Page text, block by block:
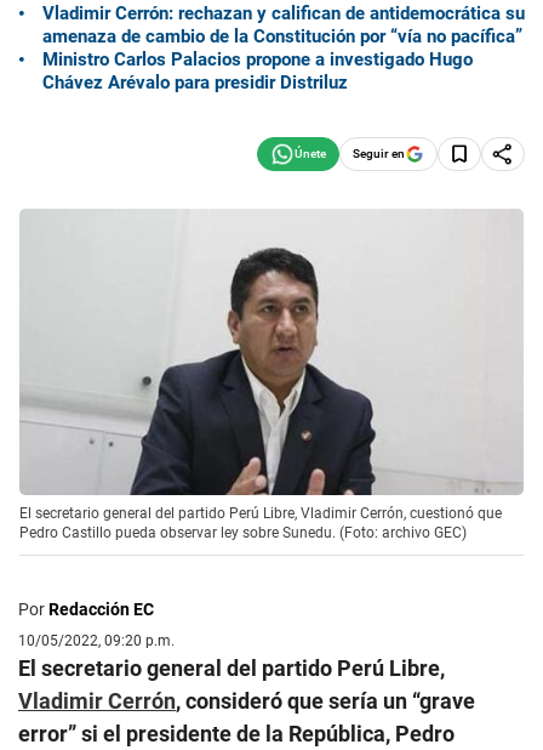
Vladimir Cerrón: rechazan y califican de antidemocrática su
amenaza de cambio de la Constitución por “vía no pacífica”
Ministro Carlos Palacios propone a investigado Hugo
Chávez Arévalo para presidir Distriluz
Seguir en
El secretario general del partido Perú Libre, Vladimir Cerrón, cuestionó que
Pedro Castillo pueda observar ley sobre Sunedu. (Foto: archivo GEC)
PorRedacción EC
10/05/2022, 09:20 p.m.
El secretario general del partido Perú Libre,
Vladimir Cerrón, consideró que sería un “grave
error” si el presidente de la República, Pedro